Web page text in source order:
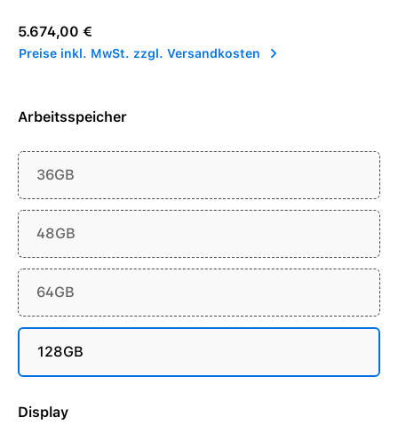
Regulärer Preis:
5.674,00 €
Preise inkl. MwSt. zzgl. Versandkosten
Arbeitsspeicher
36GB
48GB
64GB
128GB
Display